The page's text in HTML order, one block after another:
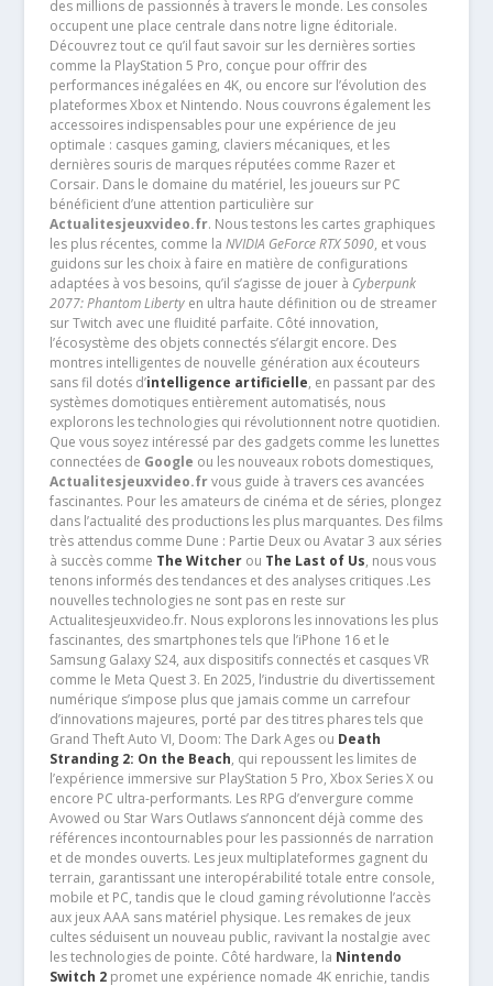
des millions de passionnés à travers le monde. Les consoles
occupent une place centrale dans notre ligne éditoriale.
Découvrez tout ce qu’il faut savoir sur les dernières sorties
comme la PlayStation 5 Pro, conçue pour offrir des
performances inégalées en 4K, ou encore sur l’évolution des
plateformes Xbox et Nintendo. Nous couvrons également les
accessoires indispensables pour une expérience de jeu
optimale : casques gaming, claviers mécaniques, et les
dernières souris de marques réputées comme Razer et
Corsair. Dans le domaine du matériel, les joueurs sur PC
bénéficient d’une attention particulière sur
Actualitesjeuxvideo.fr. Nous testons les cartes graphiques
les plus récentes, comme la NVIDIA GeForce RTX 5090, et vous
guidons sur les choix à faire en matière de configurations
adaptées à vos besoins, qu’il s’agisse de jouer à Cyberpunk
2077: Phantom Libertyen ultra haute définition ou de streamer
sur Twitch avec une fluidité parfaite. Côté innovation,
l’écosystème des objets connectés s’élargit encore. Des
montres intelligentes de nouvelle génération aux écouteurs
sans fil dotés d’intelligence artificielle, en passant par des
systèmes domotiques entièrement automatisés, nous
explorons les technologies qui révolutionnent notre quotidien.
Que vous soyez intéressé par des gadgets comme les lunettes
connectées de Google ou les nouveaux robots domestiques,
Actualitesjeuxvideo.frvous guide à travers ces avancées
fascinantes. Pour les amateurs de cinéma et de séries, plongez
dans l’actualité des productions les plus marquantes. Des films
très attendus comme Dune : Partie Deux ou Avatar 3 aux séries
à succès comme The Witcherou The Last of Us, nous vous
tenons informés des tendances et des analyses critiques .Les
nouvelles technologies ne sont pas en reste sur
Actualitesjeuxvideo.fr. Nous explorons les innovations les plus
fascinantes, des smartphones tels que l’iPhone 16 et le
Samsung Galaxy S24, aux dispositifs connectés et casques VR
comme le Meta Quest 3. En 2025, l’industrie du divertissement
numérique s’impose plus que jamais comme un carrefour
d’innovations majeures, porté par des titres phares tels que
Grand Theft Auto VI, Doom: The Dark Ages ou Death
Stranding 2: On the Beach, qui repoussent les limites de
l’expérience immersive sur PlayStation 5 Pro, Xbox Series X ou
encore PC ultra-performants. Les RPG d’envergure comme
Avowed ou Star Wars Outlaws s’annoncent déjà comme des
références incontournables pour les passionnés de narration
et de mondes ouverts. Les jeux multiplateformes gagnent du
terrain, garantissant une interopérabilité totale entre console,
mobile et PC, tandis que le cloud gaming révolutionne l’accès
aux jeux AAA sans matériel physique. Les remakes de jeux
cultes séduisent un nouveau public, ravivant la nostalgie avec
les technologies de pointe. Côté hardware, la Nintendo
Switch 2promet une expérience nomade 4K enrichie, tandis